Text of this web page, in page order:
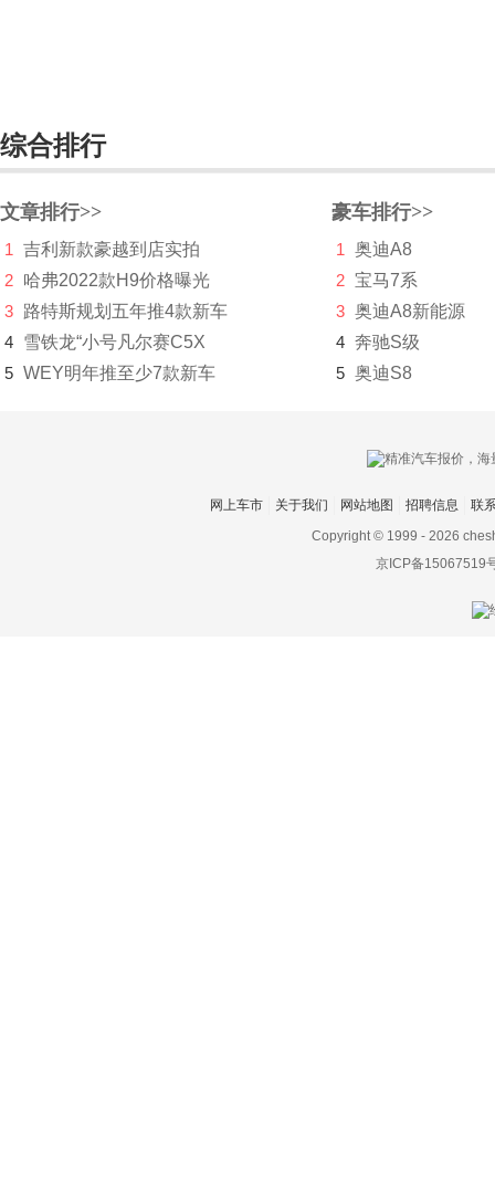
DS
F
法拉利
飞凡汽车
综合排行
文章排行>>
1
吉利新款豪越到店实拍
2 哈弗2022款H9价格曝光
3 路特斯规划五年推4款新车
4 雪铁龙“小号凡尔赛C5X
5 WEY明年推至少7款新车
豪车排行>>
1
奥迪A8
2 宝马7系
3 奥迪A8新能源
4 奔驰S级
5 奥迪S8
网上车市 关于我们 网站地图 招聘信息
联
Copyright © 1999 - 2026
京ICP备15067519